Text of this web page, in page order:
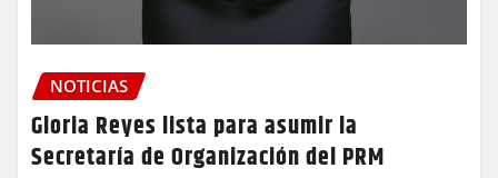
NOTICIAS
Gloria Reyes lista para asumir la
Secretaría de Organización del PRM